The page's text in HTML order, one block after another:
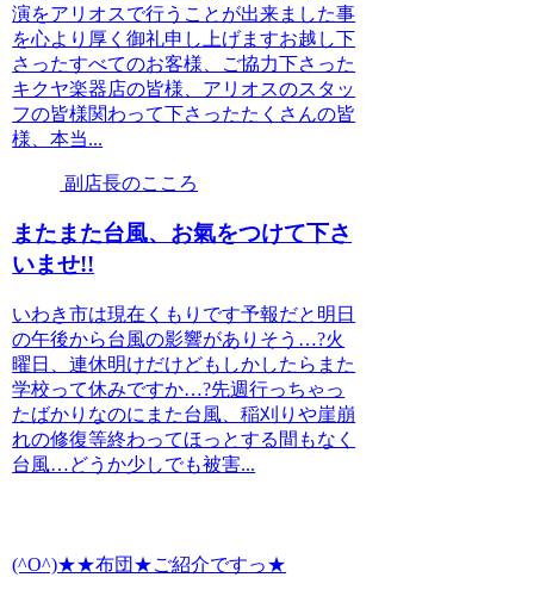
演をアリオスで行うことが出来ました事
を心より厚く御礼申し上げますお越し下
さったすべてのお客様、ご協力下さった
キクヤ楽器店の皆様、アリオスのスタッ
フの皆様関わって下さったたくさんの皆
様、本当...
副店長のこころ
またまた台風、お氣をつけて下さ
いませ!!
いわき市は現在くもりです予報だと明日
の午後から台風の影響がありそう…?火
曜日、連休明けだけどもしかしたらまた
学校って休みですか…?先週行っちゃっ
たばかりなのにまた台風、稲刈りや崖崩
れの修復等終わってほっとする間もなく
台風…どうか少しでも被害...
(^O^)★★布団★ご紹介ですっ★